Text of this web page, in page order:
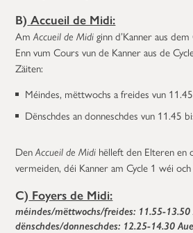
B) Accueil de Midi:
AmAccueil de Midiginn d’Kanner aus
Enn vum Cours vun de Kanner aus de
Zäiten:
Méindes, mëttwochs a freides vun
Dënschdes an donneschdes vun 11.45
DenAccueil de Midi hëlleft den Elteren en
vermeiden, déi Kanner am Cycle 1 wéi
C) Foyers de Midi:
méindes/mëttwochs/freides: 11.55-13.50
dënschdes/donneschdes: 12.25-14.30